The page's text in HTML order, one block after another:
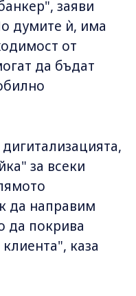
заяви
думите ѝ, има
от
да бъдат
за всеки
да направим
да покрива
каза